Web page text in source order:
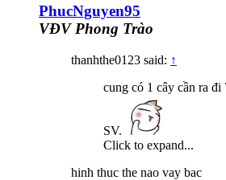
PhucNguyen95
VĐV Phong Trào
thanhthe0123 said: ↑
cung có 1 cây cần ra đi
SV.
Click to expand...
hinh thuc the nao vay bac